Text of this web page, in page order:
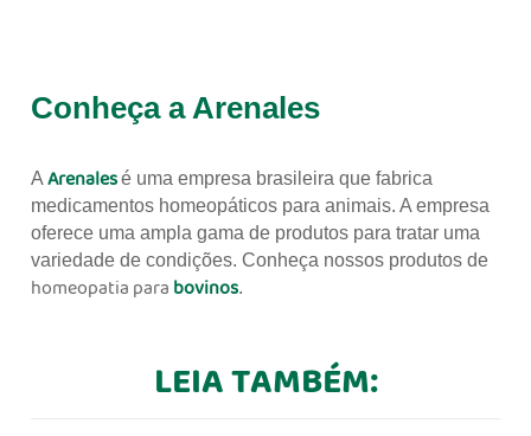
Conheça a Arenales
AArenalesé uma empresa brasileira que fabrica
medicamentos homeopáticos para animais. A empresa
oferece uma ampla gama de produtos para tratar uma
variedade de condições. Conheça nossos produtos de
homeopatia para bovinos.
LEIA TAMBÉM: